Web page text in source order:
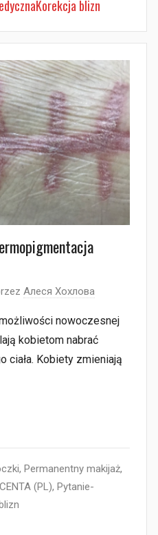
blizn
Алеся Хохлова
nowoczesnej
kobietom nabrać
ciała. Kobiety zmieniają
, Permanentny makijaż,
(PL), Pytanie-